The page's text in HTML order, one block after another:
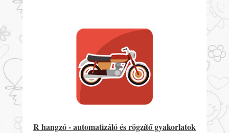
R hangzó - automatizáló és rögzítő gyakorlatok